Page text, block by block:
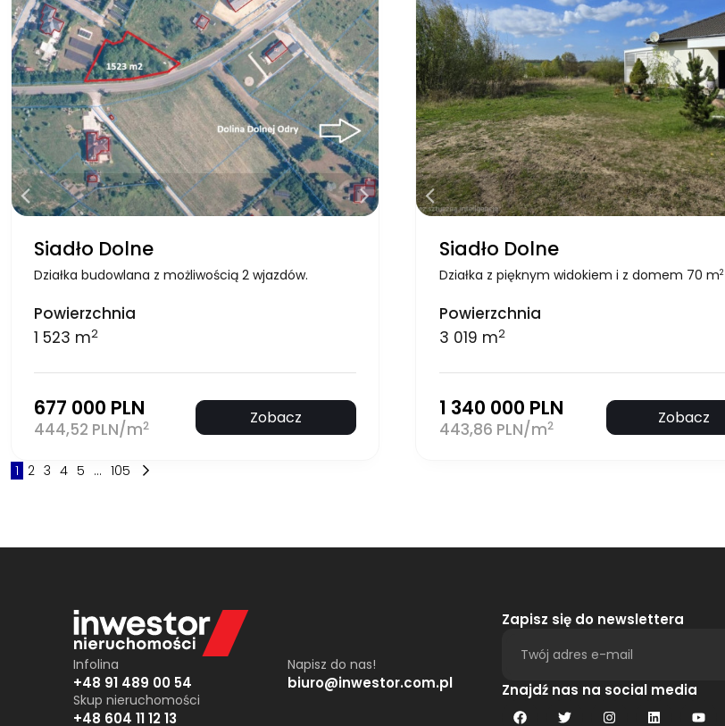
Siadło Dolne
Działka budowlana z możliwością 2 wjazdów.
Powierzchnia
1 523 m2
677 000 PLN
444,52 PLN/m2 Zobacz
Siadło Dolne
Działka z pięknym widokiem i z domem 70 m2
Powierzchnia
3 019 m2
1 340 000 PLN
443,86 PLN/m2 Zobacz
1 2 3 4 5 ... 105
Infolina
+48 91 489 00 54
Skup nieruchomości
+48 604 11 12 13
Napisz do nas!
biuro@inwestor.com.pl
Zapisz się do newslettera
Alternative:
Znajdź nas na social media